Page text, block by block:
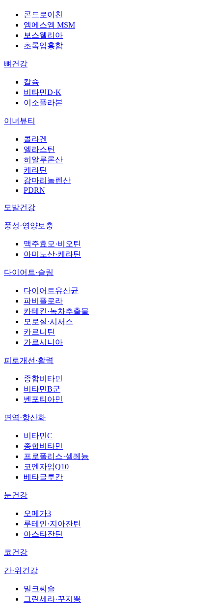
콘드로이친
엠에스엠 MSM
보스웰리아
초록입홍합
뼈건강
칼슘
비타민D·K
이소플라본
이너뷰티
콜라겐
엘라스틴
히알루론산
케라틴
감마리놀렌산
PDRN
모발건강
풍성·영양보충
맥주효모·비오틴
아미노산·케라틴
다이어트·슬림
다이어트유산균
파비플로라
카테킨·녹차추출물
모로실·시서스
카르니틴
가르시니아
피로개선·활력
종합비타민
비타민B군
벤포티아민
면역·항산화
비타민C
종합비타민
프로폴리스·셀레늄
코엔자임Q10
베타글루칸
눈건강
오메가3
루테인·지아잔틴
아스타잔틴
코건강
간·위건강
밀크씨슬
그린세라·꾸지뽕